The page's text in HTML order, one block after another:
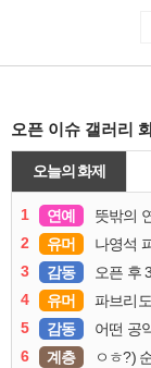
오픈 이슈 갤러리
오늘의 화제
1 연예 뜻밖의
2
유머 나영석
3
감동 오픈 후
4
유머 파브리
5
감동 어떤 공
6
계층 ㅇㅎ?)